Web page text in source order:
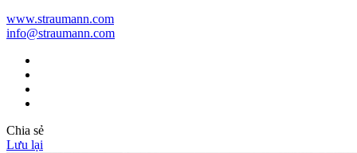
www.straumann.com
info@straumann.com
Chia sẻ
Lưu lại